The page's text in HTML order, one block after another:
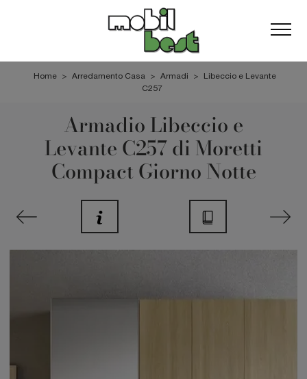
Home > Arredamento Casa > Armadi >
Libeccio e Levante
C257
Armadio Libeccio e
Levante C257 di Moretti
Compact Giorno Notte